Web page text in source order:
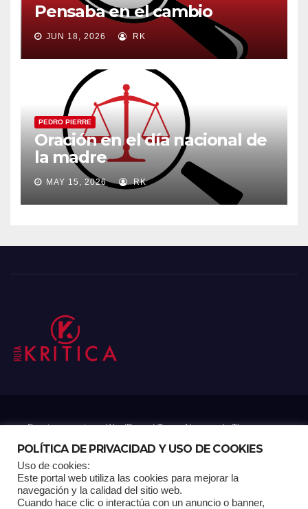
Pensaba en el cambio
JUN 18, 2026 RK
PEDRO PIERRE
Oración en el día nacional de
la madre
MAY 15, 2026 RK
Funciona gracias a WordPress|Tema: Newsup deThemeansar
POLÍTICA DE PRIVACIDAD Y USO DE COOKIES
Uso de cookies:
Este portal web utiliza las cookies para mejorar la
navegación y la calidad del sitio web.
Cuando hace clic o interactúa con un anuncio o banner,